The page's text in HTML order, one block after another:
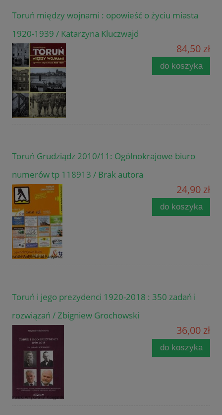
Toruń między wojnami : opowieść o życiu miasta
1920-1939 / Katarzyna Kluczwajd
84,50 zł
do koszyka
Toruń Grudziądz 2010/11: Ogólnokrajowe biuro
numerów tp 118913 / Brak autora
24,90 zł
do koszyka
Toruń i jego prezydenci 1920-2018 : 350 zadań i
rozwiązań / Zbigniew Grochowski
36,00 zł
do koszyka